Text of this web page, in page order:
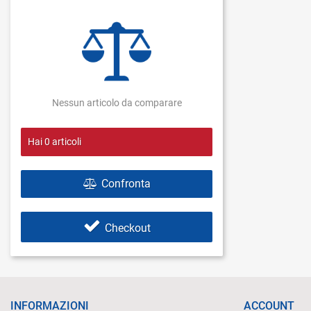
Nessun articolo da comparare
Hai0articoli
Confronta
Checkout
INFORMAZIONI ACCOUNT